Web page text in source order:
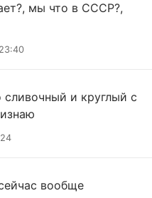
мы что в СССР?,
и круглый с
вообще